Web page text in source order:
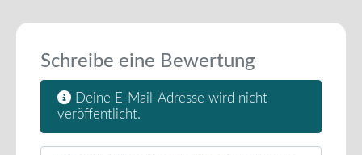
Schreibe eine Bewertung
Deine E-Mail-Adresse wird nicht
veröffentlicht.